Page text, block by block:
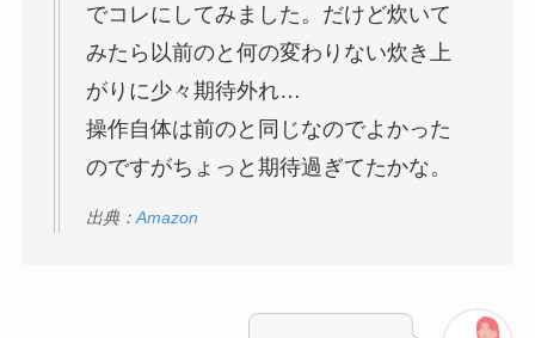
でコレにしてみました。だけど炊いて
みたら以前のと何の変わりない炊き上
がりに少々期待外れ…
操作自体は前のと同じなのでよかった
のですがちょっと期待過ぎてたかな。
出典：Amazon